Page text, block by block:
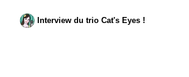
Interview du trio Cat's Eyes !